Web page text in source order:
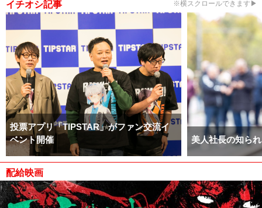
イチオシ記事 ※横スクロールできます▶
投票アプリ「TIPSTAR」がファン交流イ
ベント開催
美人社長の知ら
配給映画